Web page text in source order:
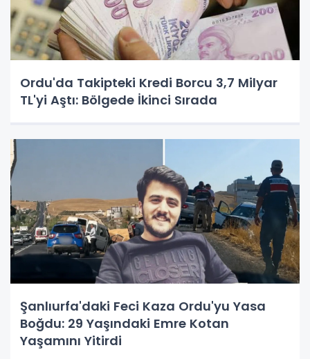
Ordu'da Takipteki Kredi Borcu 3,7 Milyar
TL'yi Aştı: Bölgede İkinci Sırada
Şanlıurfa'daki Feci Kaza Ordu'yu Yasa
Boğdu: 29 Yaşındaki Emre Kotan
Yaşamını Yitirdi